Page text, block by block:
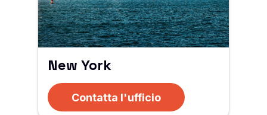
New York
Contatta l'ufficio